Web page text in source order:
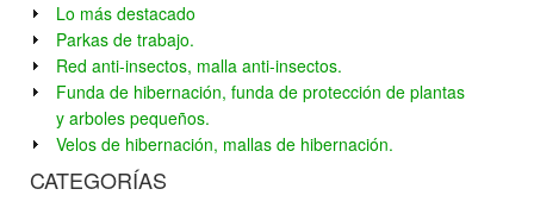
Lo más destacado
Parkas de trabajo.
Red anti-insectos, malla anti-insectos.
Funda de hibernación, funda de protección de plantas
y arboles pequeños.
Velos de hibernación, mallas de hibernación.
CATEGORÍAS